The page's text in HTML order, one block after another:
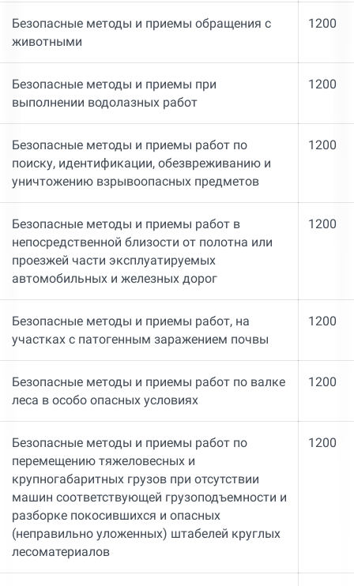
Безопасные методы и приемы обращения с
животными
1200
Безопасные методы и приемы при
выполнении водолазных работ
1200
Безопасные методы и приемы работ по
поиску, идентификации, обезвреживанию и
уничтожению взрывоопасных предметов
1200
Безопасные методы и приемы работ в
непосредственной близости от полотна или
проезжей части эксплуатируемых
автомобильных и железных дорог
1200
Безопасные методы и приемы работ, на
участках с патогенным заражением почвы
1200
Безопасные методы и приемы работ по валке
леса в особо опасных условиях
1200
Безопасные методы и приемы работ по
перемещению тяжеловесных и
крупногабаритных грузов при отсутствии
машин соответствующей грузоподъемности и
разборке покосившихся и опасных
(неправильно уложенных) штабелей круглых
лесоматериалов
1200